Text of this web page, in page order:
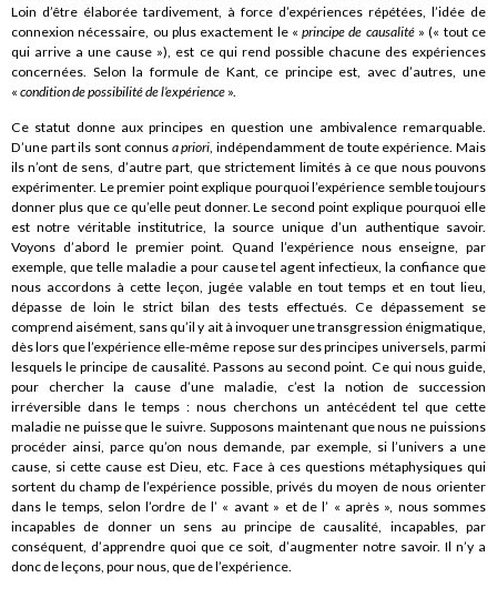
Loin d’être élaborée tardivement, à force d’expériences répétées, l’idée de
connexion nécessaire, ou plus exactement le «principe de causalité» (« tout ce
qui arrive a une cause »), est ce qui rend possible chacune des expériences
concernées. Selon la formule de Kant, ce principe est, avec d’autres, une
« condition de possibilité de l’expérience ».
Ce statut donne aux principes en question une ambivalence remarquable.
D’une part ils sont connus a priori, indépendamment de toute expérience. Mais
ils n’ont de sens, d’autre part, que strictement limités à ce que nous pouvons
expérimenter. Le premier point explique pourquoi l’expérience semble toujours
donner plus que ce qu’elle peut donner. Le second point explique pourquoi elle
est notre véritable institutrice, la source unique d’un authentique savoir.
Voyons d’abord le premier point. Quand l’expérience nous enseigne, par
exemple, que telle maladie a pour cause tel agent infectieux, la confiance que
nous accordons à cette leçon, jugée valable en tout temps et en tout lieu,
dépasse de loin le strict bilan des tests effectués. Ce dépassement se
comprend aisément, sans qu’il y ait à invoquer une transgression énigmatique,
dès lors que l’expérience elle-même repose sur des principes universels, parmi
lesquels le principe de causalité. Passons au second point. Ce qui nous guide,
pour chercher la cause d’une maladie, c’est la notion de succession
irréversible dans le temps : nous cherchons un antécédent tel que cette
maladie ne puisse que le suivre. Supposons maintenant que nous ne puissions
procéder ainsi, parce qu’on nous demande, par exemple, si l’univers a une
cause, si cette cause est Dieu, etc. Face à ces questions métaphysiques qui
sortent du champ de l’expérience possible, privés du moyen de nous orienter
dans le temps, selon l’ordre de l’ « avant » et de l’ « après », nous sommes
incapables de donner un sens au principe de causalité, incapables, par
conséquent, d’apprendre quoi que ce soit, d’augmenter notre savoir. Il n’y a
donc de leçons, pour nous, que de l’expérience.